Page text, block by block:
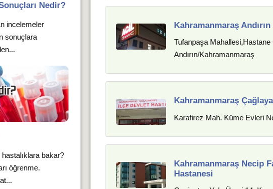
Kahramanmaraş
Tufanpaşa Mahallesi,Hastane
Andırın/Kahramanmaraş
Kahramanmaraş
Karafirez Mah. Küme Evleri
Kahramanmaraş Necip
Hastanesi
Nedir?
incelemeler
sonuçlara
bakar?
öğrenme.